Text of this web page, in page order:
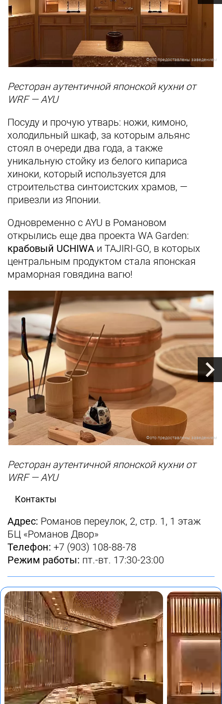
Фото предоставлены заведением
Ресторан аутентичной японской кухни от
WRF — AYU
Посуду и прочую утварь: ножи, кимоно,
холодильный шкаф, за которым альянс
стоял в очереди два года, а также
уникальную стойку из белого кипариса
хиноки, который используется для
строительства синтоистских храмов, —
привезли из Японии.
Одновременно с AYU в Романовом
открылись еще два проекта WA Garden:
крабовый UCHIWA и TAJIRI-GO, в которых
центральным продуктом стала японская
мраморная говядина вагю!
Фото предоставлены заведением
Ресторан аутентичной японской кухни от
WRF — AYU
Контакты
Адрес: Романов переулок, 2, стр. 1, 1 этаж
БЦ «Романов Двор»
Телефон: +7 (903) 108-88-78
Режим работы: пт.-вт. 17:30-23:00